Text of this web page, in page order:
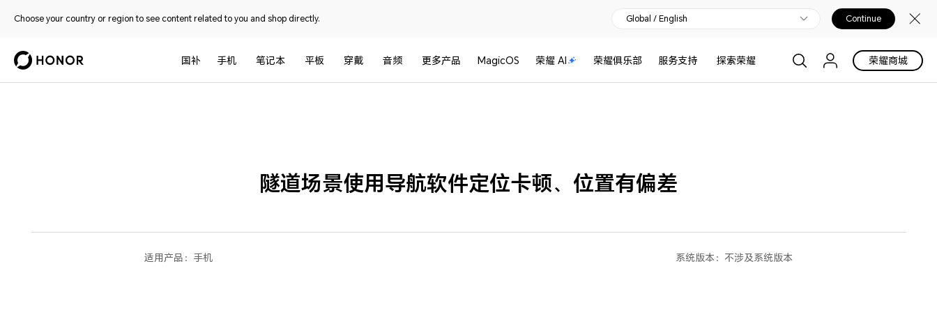
Choose your country or region to see content related to you and shop directly. Global / English Continue
国补 手机 笔记本 平板 穿戴 音频 更多产品 MagicOS 荣耀 AI 荣耀俱乐部 服务支持 探索荣耀 荣耀商城
隧道场景使用导航软件定位卡顿、位置有偏差
适用产品： 手机 系统版本： 不涉及系统版本